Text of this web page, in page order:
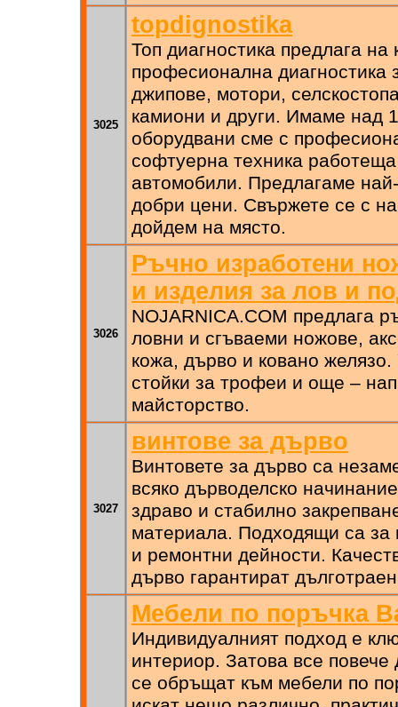
3025
topdignostika
Топ диагностика предлага на
професионална диагностика
джипове, мотори,
камиони и други. Имаме над
оборудвани сме с
софтуерна техника
автомобили. Предлагаме
добри цени. Свържете се с
дойдем на място.
3026
Ръчно изработени
и изделия за лов и
NOJARNICA.COM предлага
ловни и сгъваеми ножове,
кожа, дърво и ковано
стойки за трофеи и още –
майсторство.
3027
винтове за дърво
Винтовете за дърво са
всяко дърводелско
здраво и стабилно
материала. Подходящи са за
и ремонтни дейности.
дърво гарантират
Мебели по поръчка
Индивидуалният подход е
интериор. Затова все
се обръщат към мебели по